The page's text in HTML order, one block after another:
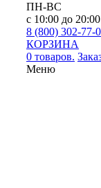
ПН-ВС
с 10:00 до 20:00
8 (800) 302-77-
КОРЗИНА
0 товаров.
Меню